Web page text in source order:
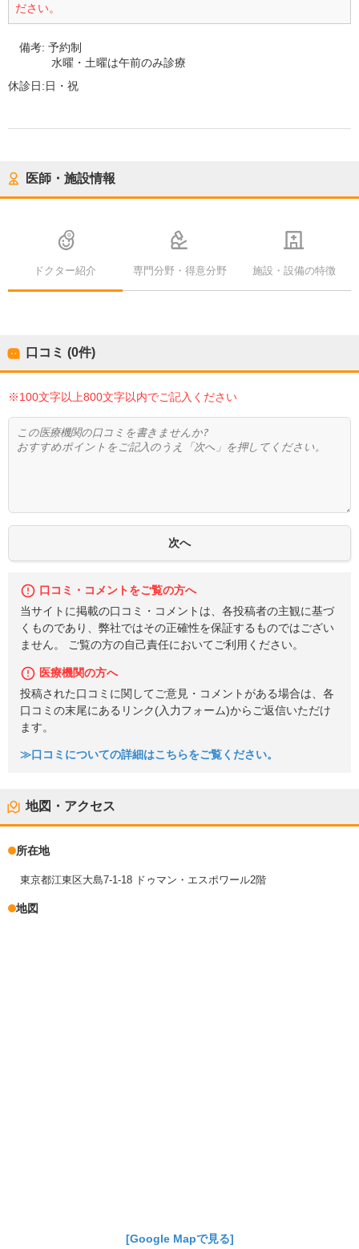
ださい。
備考:予約制
水曜・土曜は午前のみ診療
休診日:日・祝
医師・施設情報
ドクター紹介 専門分野・得意分野 施設・設備の特徴
口コミ (0件)
※100文字以上800文字以内でご記入ください
口コミ・コメントをご覧の方へ
当サイトに掲載の口コミ・コメントは、各投稿者の主観に基づ
くものであり、弊社ではその正確性を保証するものではござい
ません。 ご覧の方の自己責任においてご利用ください。
医療機関の方へ
投稿された口コミに関してご意見・コメントがある場合は、各
口コミの末尾にあるリンク(入力フォーム)からご返信いただけ
ます。
≫口コミについての詳細はこちらをご覧ください。
地図・アクセス
所在地
東京都江東区大島7-1-18 ドゥマン・エスポワール2階
地図
[Google Mapで見る]